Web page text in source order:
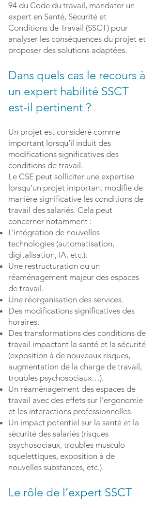
94 du Code du travail, mandater un
expert en Santé, Sécurité et
Conditions de Travail (SSCT) pour
analyser les conséquences du projet et
proposer des solutions adaptées.
Dans quels cas le recours à
un expert habilité SSCT
est-il pertinent ?
Un projet est considéré comme
important lorsqu’il induit des
modifications significatives des
conditions de travail.
Le CSE peut solliciter une expertise
lorsqu’un projet important modifie de
manière significative les conditions de
travail des salariés. Cela peut
concerner notamment :
L’intégration de nouvelles
technologies (automatisation,
digitalisation, IA, etc.).
Une restructuration ou un
réaménagement majeur des espaces
de travail.
Une réorganisation des services.
Des modifications significatives des
horaires.
Des transformations des conditions de
travail impactant la santé et la sécurité
(exposition à de nouveaux risques,
augmentation de la charge de travail,
troubles psychosociaux…).
Un réaménagement des espaces de
travail avec des effets sur l’ergonomie
et les interactions professionnelles.
Un impact potentiel sur la santé et la
sécurité des salariés (risques
psychosociaux, troubles musculo-
squelettiques, exposition à de
nouvelles substances, etc.).
Le rôle de l’expert SSCT